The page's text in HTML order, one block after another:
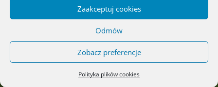
Zaakceptuj cookies
Odmów
Zobacz preferencje
Polityka plików cookies
20/07/2026
Możliwość komentowania
„Zielniczek” – Wydawnictwo
LITERACKIE
została wyłączona